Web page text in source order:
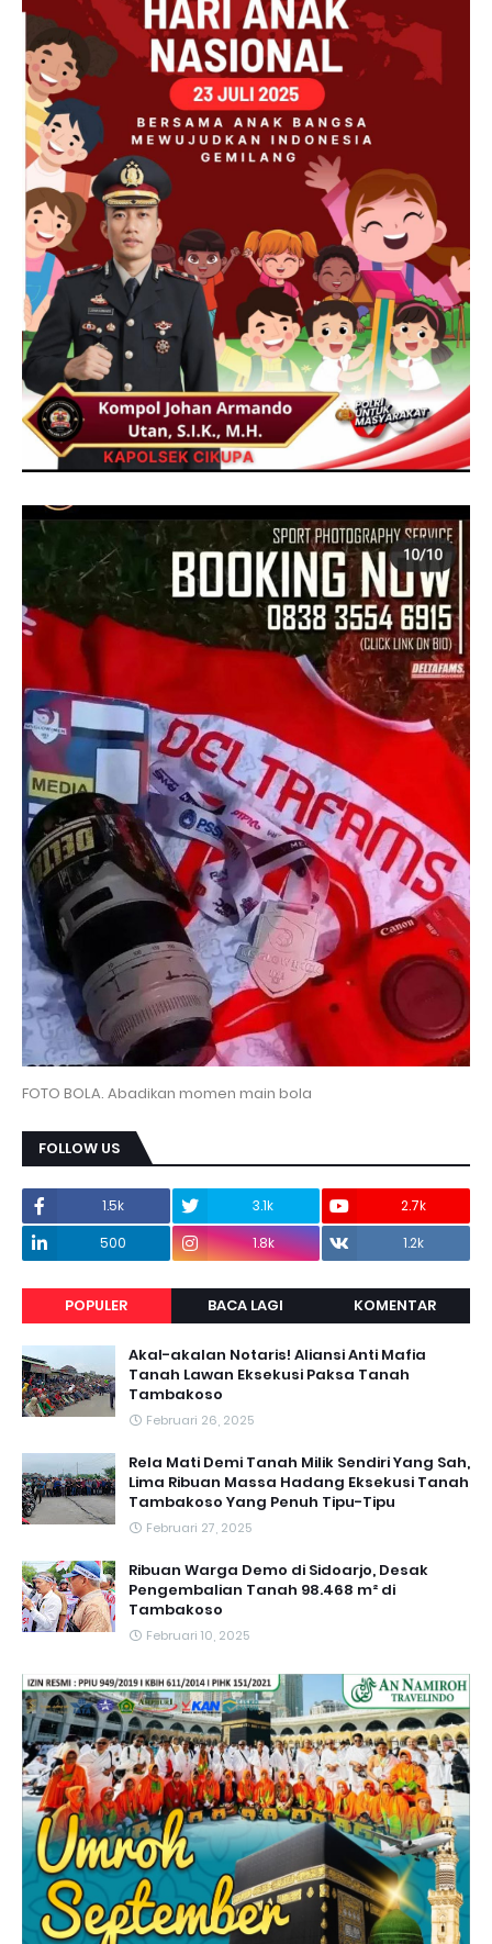
FOTO BOLA. Abadikan momen main bola
FOLLOW US
1.5k 3.1k
2.7k
500
1.8k 1.2k
POPULER BACA LAGI KOMENTAR
Akal-akalan Notaris! Aliansi Anti Mafia
Tanah Lawan Eksekusi Paksa Tanah
Tambakoso
Februari 26, 2025
Rela Mati Demi Tanah Milik Sendiri Yang Sah,
Lima Ribuan Massa Hadang Eksekusi Tanah
Tambakoso Yang Penuh Tipu-Tipu
Februari 27, 2025
Ribuan Warga Demo di Sidoarjo, Desak
Pengembalian Tanah 98.468 m² di
Tambakoso
Februari 10, 2025